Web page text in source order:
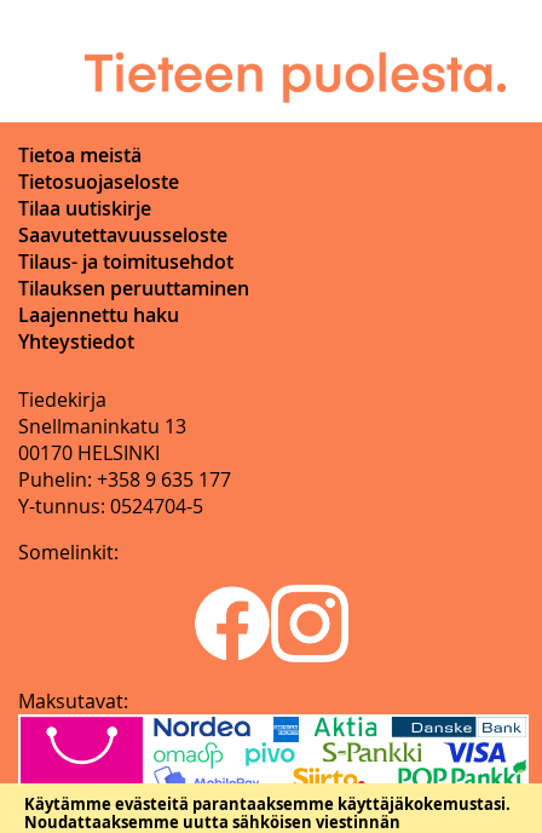
Käytämme evästeitä parantaaksemme käyttäjäkokemustasi.
Noudattaaksemme uutta sähköisen viestinnän
Tietoa meistä
Tietosuojaseloste
Tilaa uutiskirje
Saavutettavuusseloste
Tilaus- ja toimitusehdot
Tilauksen peruuttaminen
Laajennettu haku
Yhteystiedot
Tiedekirja
Snellmaninkatu 13
00170 HELSINKI
Puhelin: +358 9 635 177
Y-tunnus: 0524704-5
Somelinkit:
Maksutavat: